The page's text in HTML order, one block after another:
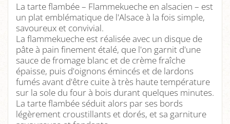
La tarte flambée – Flammekueche en alsacien – est
un plat emblématique de l'Alsace à la fois simple,
savoureux et convivial.
La flammekueche est réalisée avec un disque de
pâte à pain finement étalé, que l'on garnit d'une
sauce de fromage blanc et de crème fraîche
épaisse, puis d'oignons émincés et de lardons
fumés avant d'être cuite à très haute température
sur la sole du four à bois durant quelques minutes.
La tarte flambée séduit alors par ses bords
légèrement croustillants et dorés, et sa garniture